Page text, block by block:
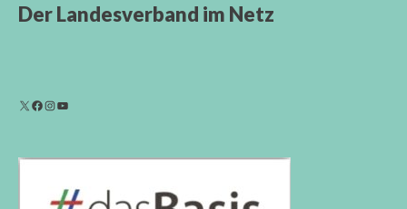
Der Landesverband im Netz